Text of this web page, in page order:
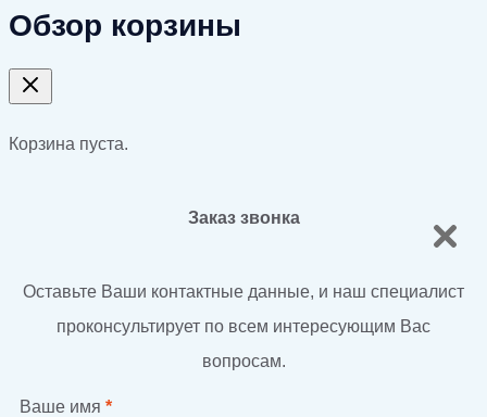
Обзор корзины
Корзина пуста.
Заказ звонка
Оставьте Ваши контактные данные, и наш специалист
проконсультирует по всем интересующим Вас
вопросам.
Ваше имя *